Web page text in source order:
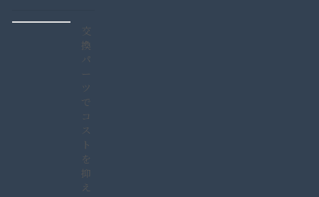
交
換
パ
ー
ツ
で
コ
ス
ト
を
抑
え